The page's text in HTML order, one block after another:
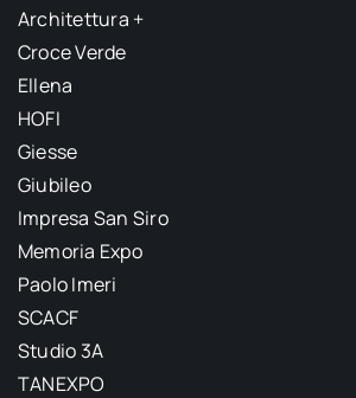
Architettura +
Croce Verde
Ellena
HOFI
Giesse
Giubileo
Impresa San Siro
Memoria Expo
Paolo Imeri
SCACF
Studio 3A
TANEXPO